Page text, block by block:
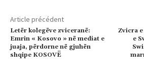
Article précédent
Letër kolegëve zviceranë:
Emrin « Kosovo » në mediat e
juaja, përdorne në gjuhën
shqipe KOSOVË
Zvicra
e